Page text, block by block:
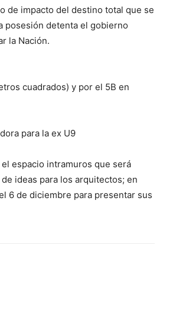
de impacto del destino total que se
posesión detenta el gobierno
la Nación.
cuadrados) y por el 5B en
para la ex U9
espacio intramuros que será
ideas para los arquitectos; en
6 de diciembre para presentar sus